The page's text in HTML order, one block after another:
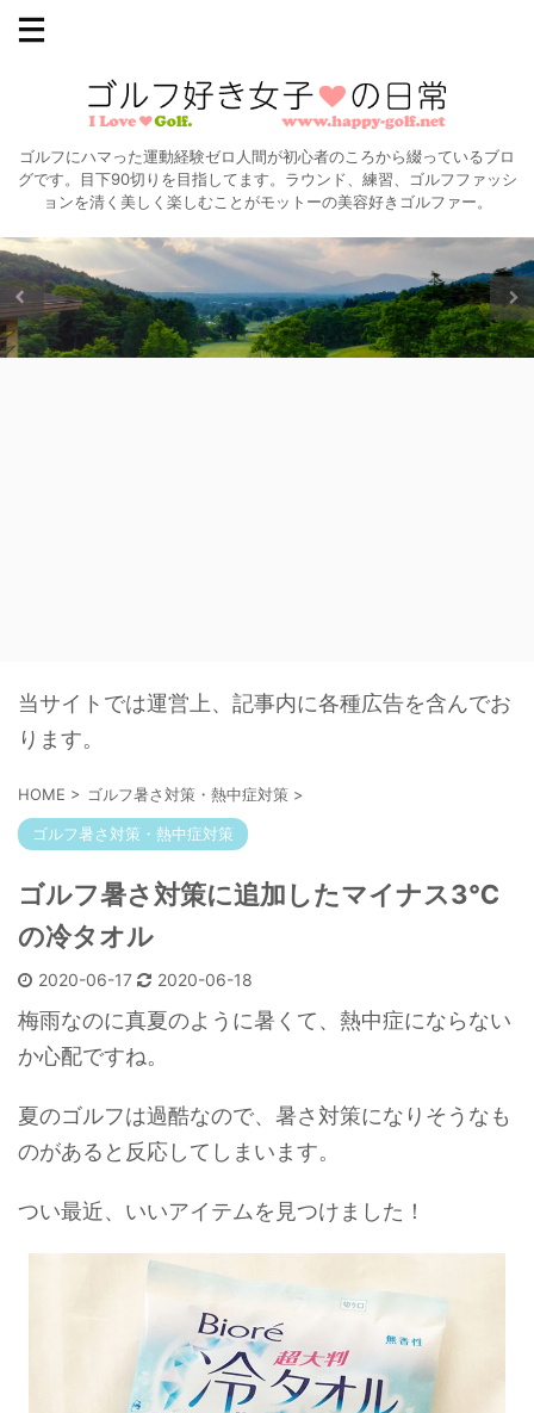
ゴルフにハマった運動経験ゼロ人間が初心者のころから綴っているブロ
グです。目下90切りを目指してます。ラウンド、練習、ゴルフファッシ
ョンを清く美しく楽しむことがモットーの美容好きゴルファー。
当サイトでは運営上、記事内に各種広告を含んでお
ります。
HOME > ゴルフ暑さ対策・熱中症対策 >
ゴルフ暑さ対策・熱中症対策
ゴルフ暑さ対策に追加したマイナス3℃
の冷タオル
2020-06-17 2020-06-18
梅雨なのに真夏のように暑くて、熱中症にならない
か心配ですね。
夏のゴルフは過酷なので、暑さ対策になりそうなも
のがあると反応してしまいます。
つい最近、いいアイテムを見つけました！